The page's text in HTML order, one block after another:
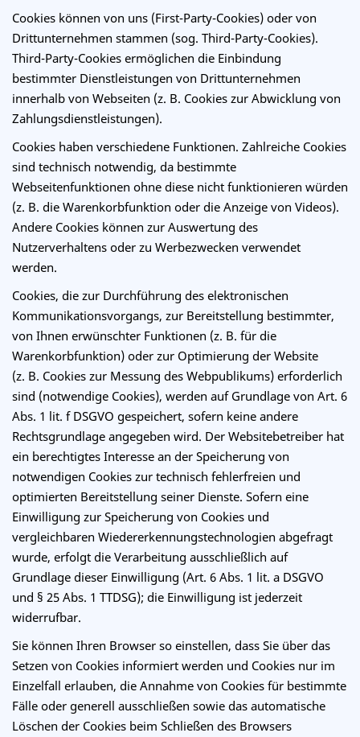
Cookies können von uns (First-Party-Cookies) oder von
Drittunternehmen stammen (sog. Third-Party-Cookies).
Third-Party-Cookies ermöglichen die Einbindung
bestimmter Dienstleistungen von Drittunternehmen
innerhalb von Webseiten (z. B. Cookies zur Abwicklung von
Zahlungsdienstleistungen).
Cookies haben verschiedene Funktionen. Zahlreiche Cookies
sind technisch notwendig, da bestimmte
Webseitenfunktionen ohne diese nicht funktionieren würden
(z. B. die Warenkorbfunktion oder die Anzeige von Videos).
Andere Cookies können zur Auswertung des
Nutzerverhaltens oder zu Werbezwecken verwendet
werden.
Cookies, die zur Durchführung des elektronischen
Kommunikationsvorgangs, zur Bereitstellung bestimmter,
von Ihnen erwünschter Funktionen (z. B. für die
Warenkorbfunktion) oder zur Optimierung der Website
(z. B. Cookies zur Messung des Webpublikums) erforderlich
sind (notwendige Cookies), werden auf Grundlage von Art. 6
Abs. 1 lit. f DSGVO gespeichert, sofern keine andere
Rechtsgrundlage angegeben wird. Der Websitebetreiber hat
ein berechtigtes Interesse an der Speicherung von
notwendigen Cookies zur technisch fehlerfreien und
optimierten Bereitstellung seiner Dienste. Sofern eine
Einwilligung zur Speicherung von Cookies und
vergleichbaren Wiedererkennungstechnologien abgefragt
wurde, erfolgt die Verarbeitung ausschließlich auf
Grundlage dieser Einwilligung (Art. 6 Abs. 1 lit. a DSGVO
und § 25 Abs. 1 TTDSG); die Einwilligung ist jederzeit
widerrufbar.
Sie können Ihren Browser so einstellen, dass Sie über das
Setzen von Cookies informiert werden und Cookies nur im
Einzelfall erlauben, die Annahme von Cookies für bestimmte
Fälle oder generell ausschließen sowie das automatische
Löschen der Cookies beim Schließen des Browsers